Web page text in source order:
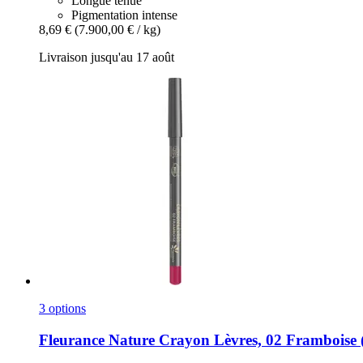
Pigmentation intense
8,69 € (7.900,00 € / kg)
Livraison jusqu'au 17 août
3 options
Fleurance Nature Crayon Lèvres, 02 Framboise